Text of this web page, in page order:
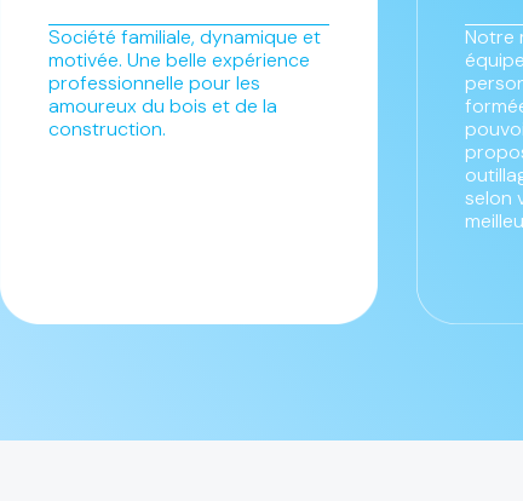
Société familiale, dynamique et
motivée. Une belle expérience
professionnelle pour les
amoureux du bois et de la
construction.
Notre
selon